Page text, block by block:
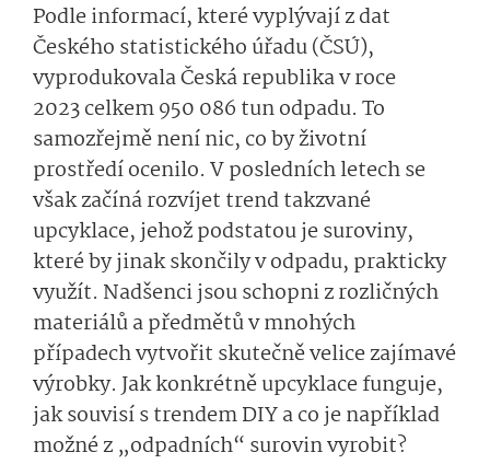
Podle informací, které vyplývají z dat
Českého statistického úřadu (ČSÚ),
vyprodukovala Česká republika v roce
2023 celkem 950 086 tun odpadu. To
samozřejmě není nic, co by životní
prostředí ocenilo. V posledních letech se
však začíná rozvíjet trend takzvané
upcyklace, jehož podstatou je suroviny,
které by jinak skončily v odpadu, prakticky
využít. Nadšenci jsou schopni z rozličných
materiálů a předmětů v mnohých
případech vytvořit skutečně velice zajímavé
výrobky. Jak konkrétně upcyklace funguje,
jak souvisí s trendem DIY a co je například
možné z „odpadních“ surovin vyrobit?